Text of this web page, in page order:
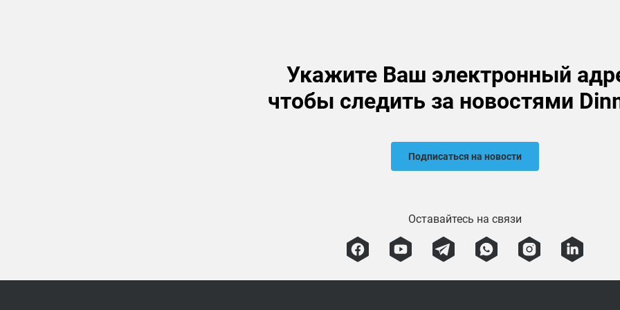
Укажите Ваш электронный
чтобы следить за новостями
Подписаться на новости
Оставайтесь на связи